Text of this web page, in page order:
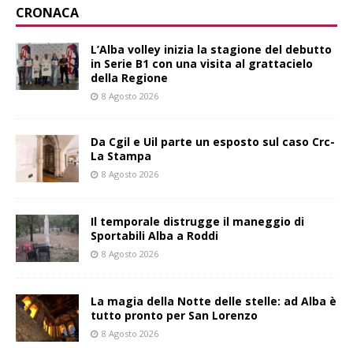
CRONACA
L’Alba volley inizia la stagione del debutto
in Serie B1 con una visita al grattacielo
della Regione
8 Agosto 2026
Da Cgil e Uil parte un esposto sul caso Crc-
La Stampa
8 Agosto 2026
Il temporale distrugge il maneggio di
Sportabili Alba a Roddi
8 Agosto 2026
La magia della Notte delle stelle: ad Alba è
tutto pronto per San Lorenzo
8 Agosto 2026